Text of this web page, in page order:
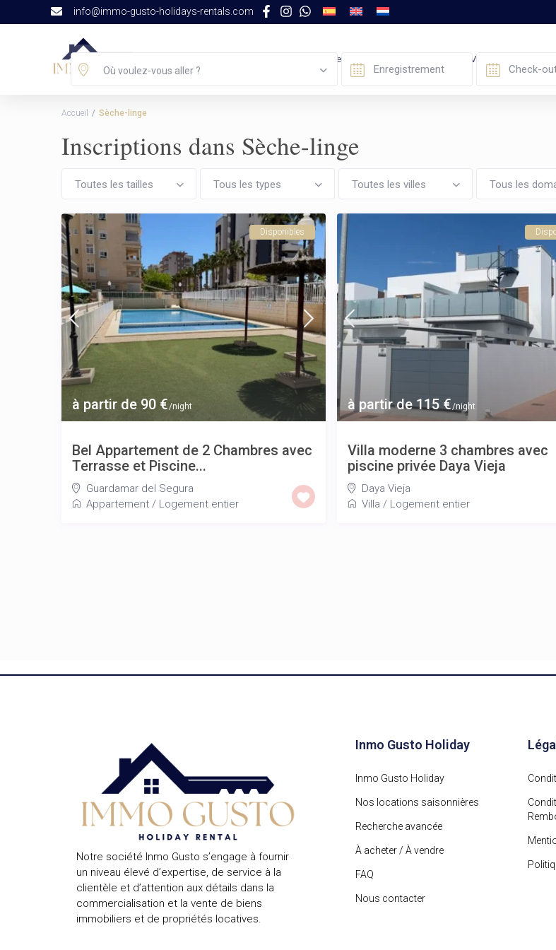
info@immo-gusto-holidays-rentals.com
Recherche Avancée À Acheter / À Vendre
Où voulez-vous aller ?
Accueil Sèche-linge
Inscriptions dans Sèche-linge
Toutes les tailles Tous les types Toutes les villes Tous les
à partir de 90 €/night
Disponibles
Bel Appartement de 2 Chambres avec
Terrasse et Piscine...
Guardamar del Segura
Appartement / Logement entier
à partir de 115 €/night
Villa moderne 3 chambres avec
piscine privée Daya Vieja
Daya Vieja
Villa / Logement entier
Notre société Inmo Gusto s’engage à fournir
un niveau élevé d’expertise, de service à la
clientèle et d’attention aux détails dans la
commercialisation et la vente de biens
immobiliers et de propriétés locatives.
Inmo Gusto Holiday
Inmo Gusto Holiday
Nos locations saisonnières
Recherche avancée
À acheter / À vendre
FAQ
Nous contacter